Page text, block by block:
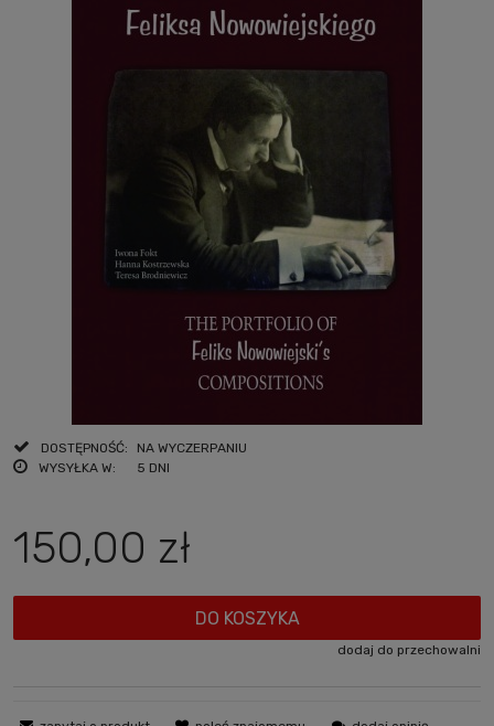
DOSTĘPNOŚĆ:
NA WYCZERPANIU
WYSYŁKA W:
5 DNI
150,00 zł
DO KOSZYKA
dodaj do przechowalni